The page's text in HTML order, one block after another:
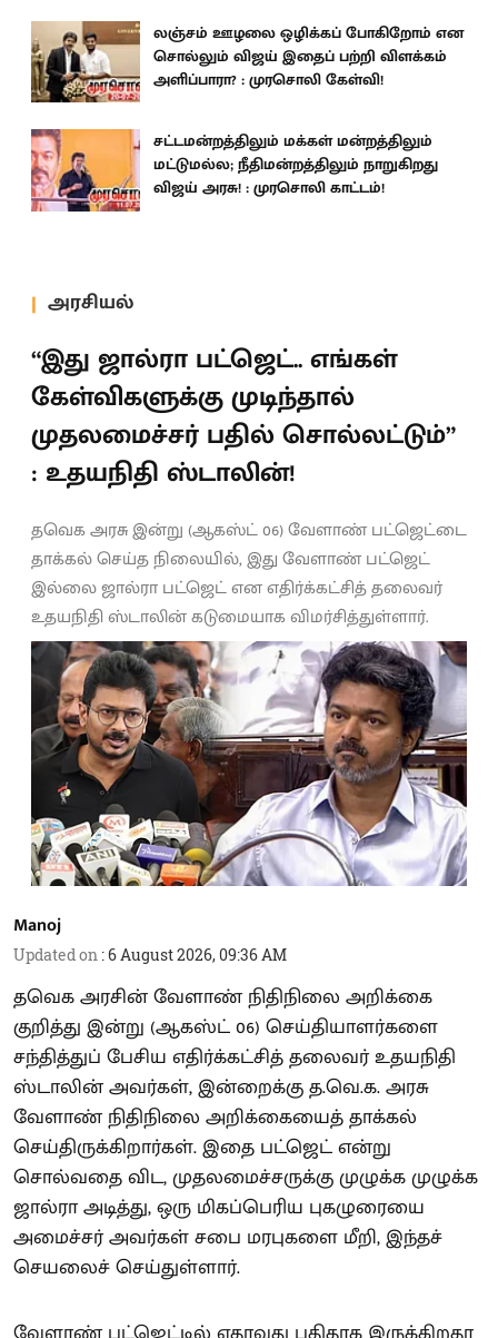
லஞ்சம் ஊழலை ஒழிக்கப் போகிறோம் என
சொல்லும் விஜய் இதைப் பற்றி விளக்கம்
அளிப்பாரா? : முரசொலி கேள்வி!
சட்டமன்றத்திலும் மக்கள் மன்றத்திலும்
மட்டுமல்ல; நீதிமன்றத்திலும் நாறுகிறது
விஜய் அரசு! : முரசொலி காட்டம்!
அரசியல்
“இது ஜால்ரா பட்ஜெட்.. எங்கள்
கேள்விகளுக்கு முடிந்தால்
முதலமைச்சர் பதில் சொல்லட்டும்”
: உதயநிதி ஸ்டாலின்!
தவெக அரசு இன்று (ஆகஸ்ட் 06) வேளாண் பட்ஜெட்டை
தாக்கல் செய்த நிலையில், இது வேளாண் பட்ஜெட்
இல்லை ஜால்ரா பட்ஜெட் என எதிர்க்கட்சித் தலைவர்
உதயநிதி ஸ்டாலின் கடுமையாக விமர்சித்துள்ளார்.
Manoj
Updated on :6 August 2026, 09:36 AM
தவெக அரசின் வேளாண் நிதிநிலை அறிக்கை
குறித்து இன்று (ஆகஸ்ட் 06) செய்தியாளர்களை
சந்தித்துப் பேசிய எதிர்க்கட்சித் தலைவர் உதயநிதி
ஸ்டாலின் அவர்கள், இன்றைக்கு த.வெ.க. அரசு
வேளாண் நிதிநிலை அறிக்கையைத் தாக்கல்
செய்திருக்கிறார்கள். இதை பட்ஜெட் என்று
சொல்வதை விட, முதலமைச்சருக்கு முழுக்க முழுக்க
ஜால்ரா அடித்து, ஒரு மிகப்பெரிய புகழுரையை
அமைச்சர் அவர்கள் சபை மரபுகளை மீறி, இந்தச்
செயலைச் செய்துள்ளார்.